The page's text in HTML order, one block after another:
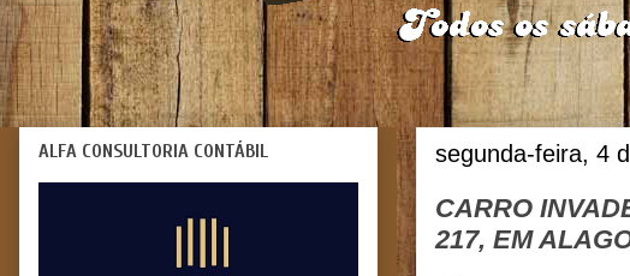
segunda-feira, 4
CARRO
217, EM
ALFA CONSULTORIA CONTÁBIL